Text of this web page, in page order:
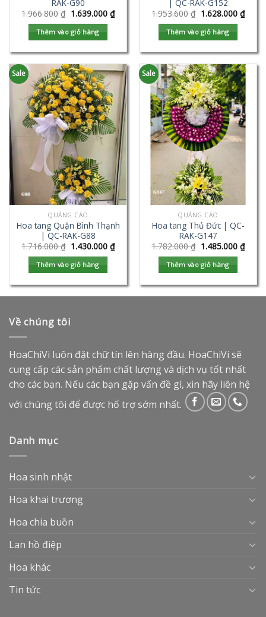
RAK-G90
1.966.800₫ 1.639.000 ₫
Thêm vào giỏ hàng
| QC-RAK-G152
1.953.600₫ 1.628.000 ₫
Thêm vào giỏ hàng
Sale
QUẢNG CÁO
Hoa tang Quận Bình Thạnh
| QC-RAK-G88
1.716.000₫ 1.430.000 ₫
Thêm vào giỏ hàng
Sale
QUẢNG CÁO
Hoa tang Thủ Đức | QC-
RAK-G147
1.782.000₫ 1.485.000 ₫
Thêm vào giỏ hàng
Về chúng tôi
HoaChiVi luôn đặt chữ tín lên hàng đầu. HoaChiVi sẽ
cung cấp các sản phẩm chất lượng và dịch vụ tốt nhất
cho các bạn. Nếu các bạn gặp vấn đề gì, xin hãy liên hệ
với chúng tôi để được hổ trợ sớm nhất.
Danh mục
Hoa sinh nhật
Hoa khai trương
Hoa chia buồn
Lan hồ điệp
Hoa khác
Tin tức